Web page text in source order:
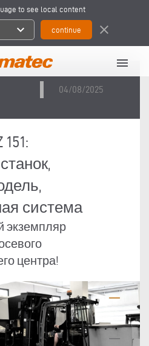
to see local content
expand_more close
menu
04/08/2025
система
экземпляр
центра!